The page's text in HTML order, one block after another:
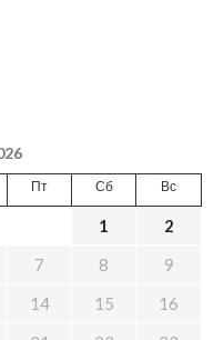
Пт Сб Вс
1
2
7 8
9
14 15
16